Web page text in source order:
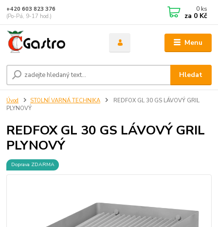
Menu
Hledat
+420 603 823 376
(Po-Pá, 9-17 hod.)
0 ks
za 0 Kč
Úvod STOLNÍ VARNÁ TECHNIKA
REDFOX GL 30 GS LÁVOVÝ GRIL
PLYNOVÝ
REDFOX GL 30 GS LÁVOVÝ GRIL
PLYNOVÝ
Doprava ZDARMA